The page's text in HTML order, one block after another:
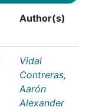
Author(s)
Vidal
Contreras,
Aarón
Alexander